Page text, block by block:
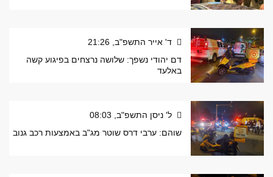
ד' אייר התשפ"ב, 21:26
דם יהודי נשפך: שלושה נרצחים בפיגוע קשה
באלעד
ל' ניסן התשפ"ב, 08:03
שוהם: ערבי דרס שוטר מג"ב באמצעות רכב גנוב